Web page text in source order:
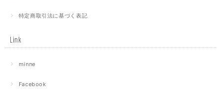
特定商取引法に基づく表記
Link
minne
Facebook